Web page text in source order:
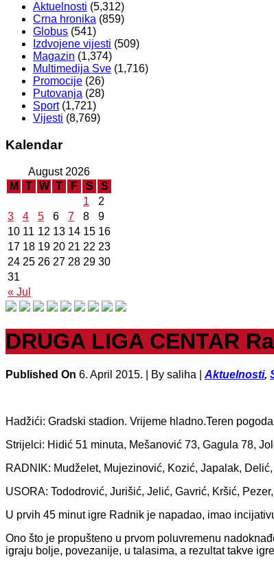
Aktuelnosti (5,312)
Crna hronika (859)
Globus (541)
Izdvojene vijesti (509)
Magazin (1,374)
Multimedija Sve (1,716)
Promocije (26)
Putovanja (28)
Sport(1,721)
Vijesti (8,769)
Kalendar
August 2026
M
T W T F S S
« Jul
1
2
3
4 5 6 7 8
9
10 11 12 13 14 15 16
17 18 19 20 21 22 23
24 25 26 27 28 29 30
31
DRUGA LIGA CENTAR
Published On 6. April 2015. | By saliha | Aktuelnosti,
Hadžići: Gradski stadion. Vrijeme hladno.Teren
Strijelci: Hidić 51 minuta, Mešanović 73, Gagula 78,
RADNIK: Mudželet, Mujezinović, Kozić, Japalak,
USORA: Tododrović, Jurišić, Jelić, Gavrić, Kršić,
U prvih 45 minut igre Radnik je napadao, imao
Ono što je propušteno u prvom poluvremenu
igraju bolje, povezanije, u talasima, a rezultat takve